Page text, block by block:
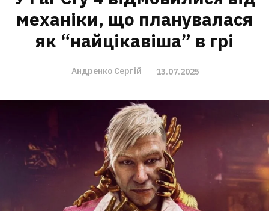
механіки, що планувалася
як “найцікавіша” в грі
Андренко Сергій 13.07.2025